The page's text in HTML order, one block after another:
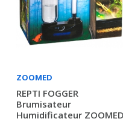
ZOOMED
REPTI FOGGER
Brumisateur
Humidificateur ZOOMED